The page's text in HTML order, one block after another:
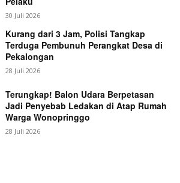
30 Juli 2026
Kurang dari 3 Jam, Polisi Tangkap
Terduga Pembunuh Perangkat Desa di
Pekalongan
28 Juli 2026
Terungkap! Balon Udara Berpetasan
Jadi Penyebab Ledakan di Atap Rumah
Warga Wonopringgo
28 Juli 2026